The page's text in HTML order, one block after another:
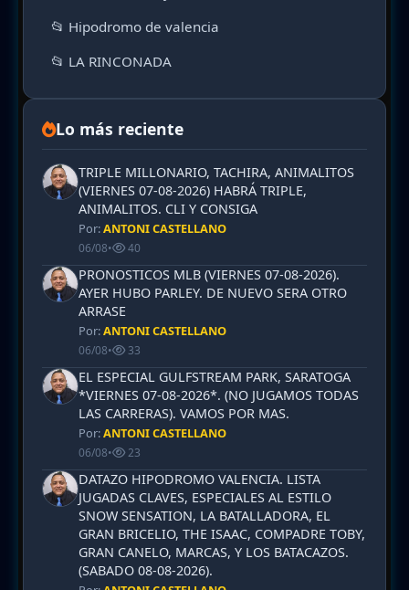
📂 Hipodromo de valencia
📂 LA RINCONADA
Lo más reciente
TRIPLE MILLONARIO, TACHIRA, ANIMALITOS
(VIERNES 07-08-2026) HABRÁ TRIPLE,
ANIMALITOS. CLI Y CONSIGA
Por:ANTONI CASTELLANO
06/08• 40
PRONOSTICOS MLB (VIERNES 07-08-2026).
AYER HUBO PARLEY. DE NUEVO SERA OTRO
ARRASE
Por:ANTONI CASTELLANO
06/08• 33
EL ESPECIAL GULFSTREAM PARK, SARATOGA
*VIERNES 07-08-2026*. (NO JUGAMOS TODAS
LAS CARRERAS). VAMOS POR MAS.
Por:ANTONI CASTELLANO
06/08• 23
DATAZO HIPODROMO VALENCIA. LISTA
JUGADAS CLAVES, ESPECIALES AL ESTILO
SNOW SENSATION, LA BATALLADORA, EL
GRAN BRICELIO, THE ISAAC, COMPADRE TOBY,
GRAN CANELO, MARCAS, Y LOS BATACAZOS.
(SABADO 08-08-2026).